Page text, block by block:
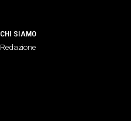
CHI SIAMO
Redazione